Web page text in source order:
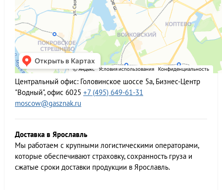
Центральный офис: Головинское шоссе 5а, Бизнес-Центр
"Водный", офис 6025 +7 (495) 649-61-31
moscow@gasznak.ru
Доставка в Ярославль
Мы работаем c крупными логистическими операторами,
которые обеспечивают страховку, сохранность груза и
сжатые сроки доставки продукции в Ярославль.